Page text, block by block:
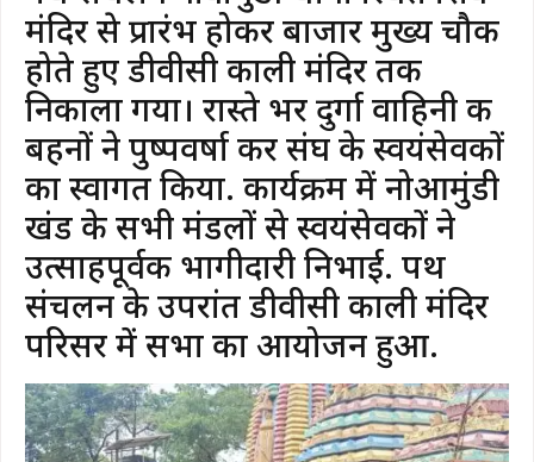
मंदिर से प्रारंभ होकर बाजार मुख्य चौक
होते हुए डीवीसी काली मंदिर तक
निकाला गया। रास्ते भर दुर्गा वाहिनी की
बहनों ने पुष्पवर्षा कर संघ के स्वयंसेवकों
का स्वागत किया. कार्यक्रम में नोआमुंडी
खंड के सभी मंडलों से स्वयंसेवकों ने
उत्साहपूर्वक भागीदारी निभाई. पथ
संचलन के उपरांत डीवीसी काली मंदिर
परिसर में सभा का आयोजन हुआ.